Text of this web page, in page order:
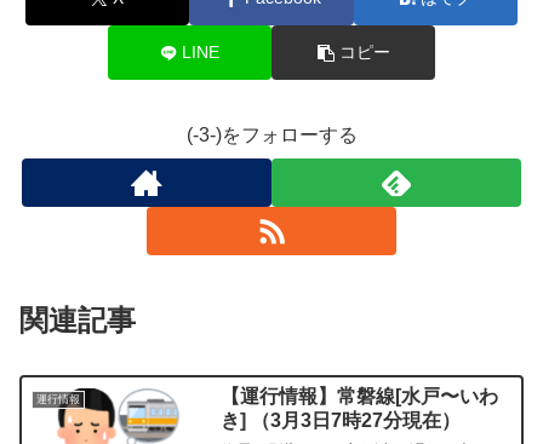
LINE コピー
(-3-)をフォローする
関連記事
運行情報
【運行情報】常磐線[水戸〜いわ
き] （3月3日7時27分現在）